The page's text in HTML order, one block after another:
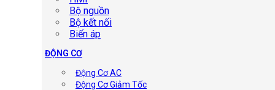
Bộ nguồn
Bộ kết nối
Biến áp
ĐỘNG CƠ
Động Cơ AC
Động Cơ Giảm Tốc